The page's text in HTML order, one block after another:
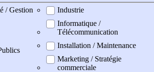
/ Gestion
Industrie
Informatique /
Télécommunication
Installation / Maintenance
Marketing / Stratégie
commerciale